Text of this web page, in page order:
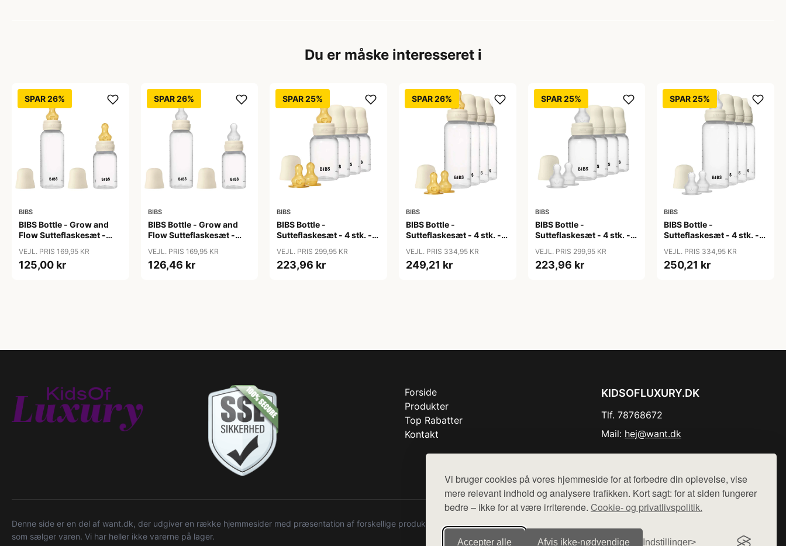
Vi bruger cookies på vores hjemmeside for at forbedre din oplevelse, vise
mere relevant indhold og analysere trafikken. Kort sagt: for at siden fungerer
bedre – ikke for at være irriterende. Cookie- og privatlivspolitik.
Accepter alle Afvis ikke‑nødvendige Indstillinger
Du er måske interesseret i
SPAR 26%
BIBS
BIBS Bottle - Grow and
Flow Sutteflaskesæt -
Naturgummi/Rund -
150ml/270ml - 2-Pak -
VEJL. PRIS 169,95 KR
125,00 kr
SPAR 26%
BIBS
BIBS Bottle - Grow and
Flow Sutteflaskesæt -
150ml/270ml - 2-Pak -
Ivory
VEJL. PRIS 169,95 KR
126,46 kr
SPAR 25%
BIBS
BIBS Bottle -
Sutteflaskesæt - 4 stk. -
150ml - Ivory
VEJL. PRIS 299,95 KR
223,96 kr
SPAR 26%
BIBS
BIBS Bottle -
Sutteflaskesæt - 4 stk. -
270ml - Ivory
VEJL. PRIS 334,95 KR
249,21 kr
SPAR 25%
BIBS
BIBS Bottle -
Sutteflaskesæt - 4 stk. -
- Ivory
VEJL. PRIS 299,95 KR
223,96 kr
SPAR 25%
BIBS
BIBS Bottle -
Sutteflaskesæt - 4 stk. -
- Ivory
VEJL. PRIS 334,95 KR
250,21 kr
Forside
Produkter
Top Rabatter
Kontakt
KIDSOFLUXURY.DK
Tlf. 78768672
Mail: hej@want.dk
Denne side er en del af want.dk, der udgiver en række hjemmesider med præsentation af forskellige produkter fra diverse webshops. Der sælges ikke varer fra denne side - vi henviser til de shops,
som sælger varen. Vi har heller ikke varerne på lager.